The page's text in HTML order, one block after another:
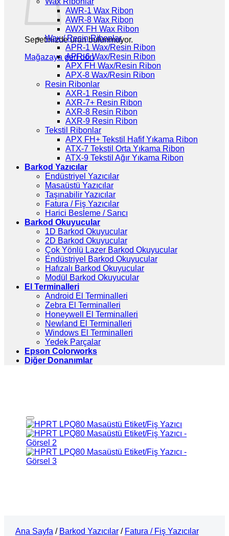
Sepetinizde ürün bulunmuyor.
Mağazaya geri dön
AWR-1 Wax Ribon
AWR-8 Wax Ribon
AWX FH Wax Ribon
Wax / Resin Ribonlar
APR-1 Wax/Resin Ribon
APR-6 Wax/Resin Ribon
APX FH Wax/Resin Ribon
APX-8 Wax/Resin Ribon
Resin Ribonlar
AXR-1 Resin Ribon
AXR-7+ Resin Ribon
AXR-8 Resin Ribon
AXR-9 Resin Ribon
Tekstil Ribonlar
APX FH+ Tekstil Hafif Yıkama Ribon
ATX-7 Tekstil Orta Yıkama Ribon
ATX-9 Tekstil Ağır Yıkama Ribon
Barkod Yazıcılar
Endüstriyel Yazıcılar
Masaüstü Yazıcılar
Taşınabilir Yazıcılar
Fatura / Fiş Yazıcılar
Harici Besleme / Sarıcı
Barkod Okuyucular
1D Barkod Okuyucular
2D Barkod Okuyucular
Çok Yönlü Lazer Barkod Okuyucular
Endüstriyel Barkod Okuyucular
Hafızalı Barkod Okuyucular
Modül Barkod Okuyucular
El Terminalleri
Android El Terminalleri
Zebra El Terminalleri
Honeywell El Terminalleri
Newland El Terminalleri
Windows El Terminalleri
Yedek Parçalar
Epson Colorworks
Diğer Donanımlar
Ana Sayfa / Barkod Yazıcılar / Fatura / Fiş Yazıcılar